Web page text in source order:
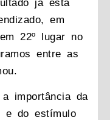
já está
em
22º lugar no
entre as
importância da
e do estímulo